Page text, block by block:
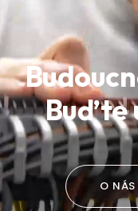
Buďte
O